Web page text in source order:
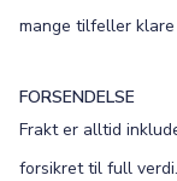
mange tilfeller
FORSENDELSE
Frakt er alltid
forsikret til full